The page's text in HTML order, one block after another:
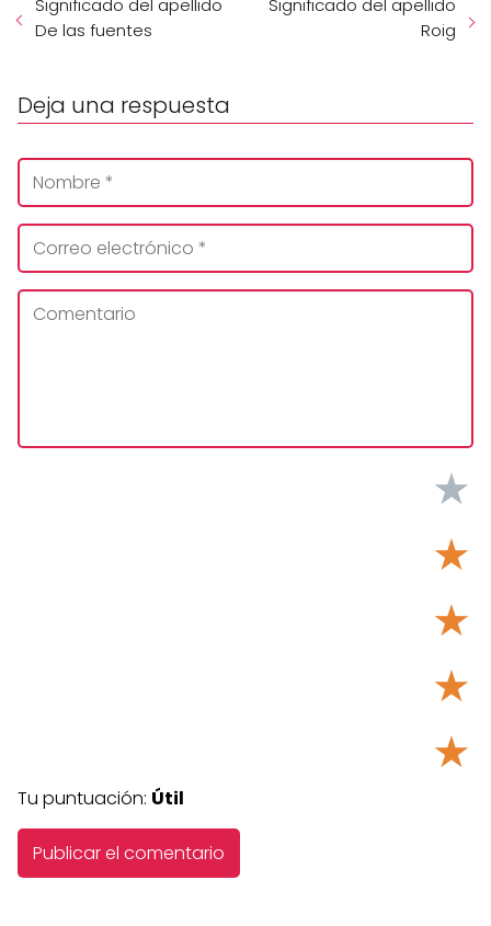
Significado del apellido
De las fuentes
Significado del apellido
Roig
Deja una respuesta
★
★
★
★
★
Tu puntuación: Útil